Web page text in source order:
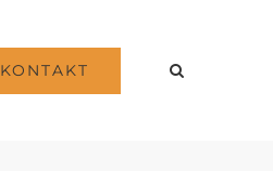
KONTAKT